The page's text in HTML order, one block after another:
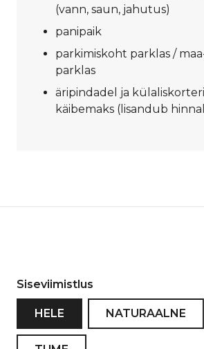
(vann, saun, jahutus)
panipaik
parkimiskoht parklas /
parklas
äripindadel ja
käibemaks (lisandub
Siseviimistlus
HELE NATURAALNE